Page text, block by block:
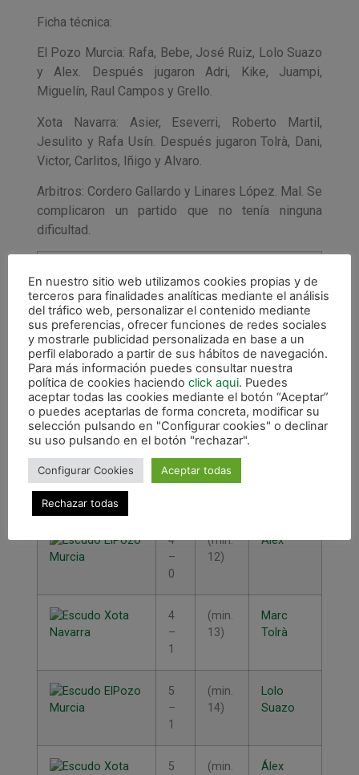
Ficha técnica:
El Pozo Murcia: Rafa, Bebe, José Ruiz, Lolo Suazo
y Alex. Después jugaron Adri, Kike, Juampi,
Miguelín, Raul Campos y Grello.
Xota Navarra: Asier, Eseverri, Roberto Martil,
Jesulito y Rafa Usín. Después jugaron Tolrà, Dani,
Victor, Carlitos, Iñigo y Alvaro.
Arbitros: Cordero Gallardo y Linares López. Mal. Se
complicaron un partido que no tenía ninguna
dificultad.
1
–
0
(min.
1)
Bebe
2
–
0
(min.
10)
Juampi
3
–
(min.
11)
4
–
0
(min.
12)
Álex
4
–
1
(min.
13)
Marc
Tolrà
5
–
1
(min.
14)
Lolo
Suazo
5
(min.
Álex
En nuestro sitio web utilizamos cookies propias y de
terceros para finalidades analíticas mediante el análisis
del tráfico web, personalizar el contenido mediante
sus preferencias, ofrecer funciones de redes sociales
y mostrarle publicidad personalizada en base a un
perfil elaborado a partir de sus hábitos de navegación.
Para más información puedes consultar nuestra
política de cookies haciendo click aqui. Puedes
aceptar todas las cookies mediante el botón “Aceptar”
o puedes aceptarlas de forma concreta, modificar su
selección pulsando en "Configurar cookies" o declinar
su uso pulsando en el botón "rechazar".
Configurar Cookies Aceptar todas
Rechazar todas